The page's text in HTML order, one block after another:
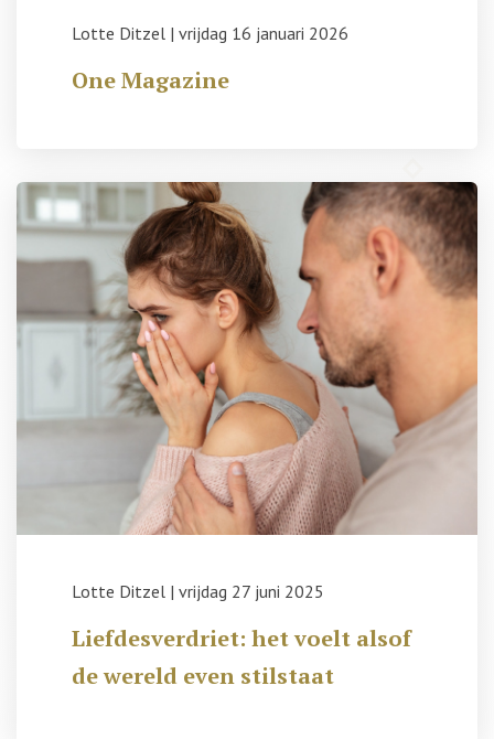
Lotte Ditzel | vrijdag 16 januari 2026
One Magazine
Lotte Ditzel | vrijdag 27 juni 2025
Liefdesverdriet: het voelt alsof
de wereld even stilstaat